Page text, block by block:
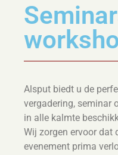
Alsput biedt u de
vergadering, seminar
in alle kalmte
Wij zorgen ervoor dat
evenement prima